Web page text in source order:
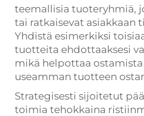
teemallisia tuoteryhmiä,
tai ratkaisevat asiakkaan
Yhdistä esimerkiksi
tuotteita ehdottaaksesi
mikä helpottaa ostamista
useamman tuotteen
Strategisesti sijoitetut
toimia tehokkaina